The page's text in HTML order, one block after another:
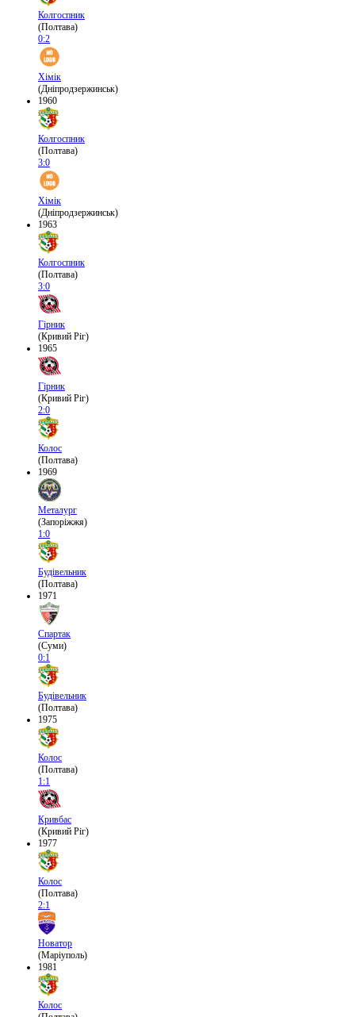
Колгоспник
(Полтава)
0:2
Хімік
(Дніпродзержинськ)
1960
Колгоспник
(Полтава)
3:0
Хімік
(Дніпродзержинськ)
1963
Колгоспник
(Полтава)
3:0
Гірник
(Кривий Ріг)
1965
Гірник
(Кривий Ріг)
2:0
Колос
(Полтава)
1969
Металург
(Запоріжжя)
1:0
Будівельник
(Полтава)
1971
Спартак
(Суми)
0:1
Будівельник
(Полтава)
1975
Колос
(Полтава)
1:1
Кривбас
(Кривий Ріг)
1977
Колос
(Полтава)
2:1
Новатор
(Маріуполь)
1981
Колос